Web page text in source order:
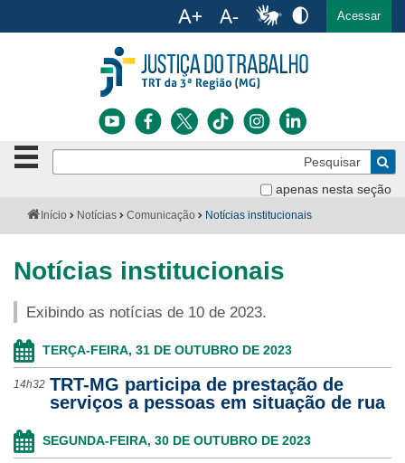
Ir para o menu Ir para a busca Ir para o rodapé
Acessar
apenas nesta seção
Botão
de
clique
ou
Notícias
Serviços
Jurisprudência
Transparência
Legislação
Ouvidoria
VocêInício Notícias Comunicação Notícias institucionais
Notícias institucionais
Exibindo as notícias de 10 de 2023.
TERÇA-FEIRA, 31 DE OUTUBRO DE 2023
14h32 TRT-MG participa de prestação de
serviços a pessoas em situação de rua
SEGUNDA-FEIRA, 30 DE OUTUBRO DE 2023